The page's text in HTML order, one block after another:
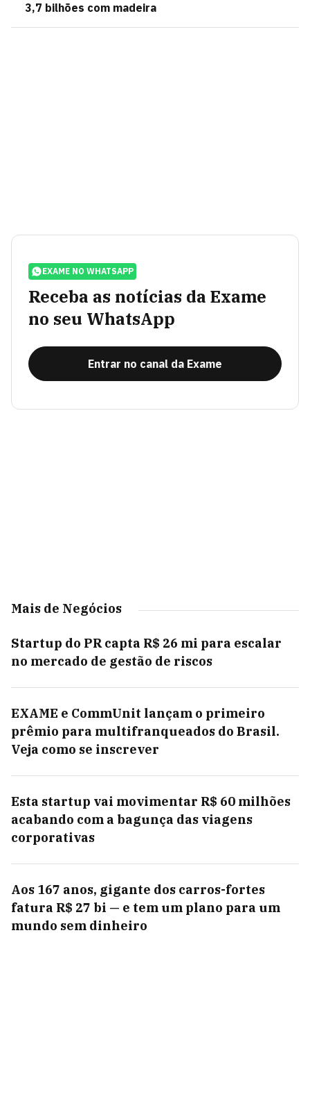
3,7 bilhões com madeira
EXAME NO WHATSAPP
Receba as notícias da Exame
no seu WhatsApp
Entrar no canal da Exame
Mais de Negócios
Startup do PR capta R$ 26 mi para escalar
no mercado de gestão de riscos
EXAME e CommUnit lançam o primeiro
prêmio para multifranqueados do Brasil.
Veja como se inscrever
Esta startup vai movimentar R$ 60 milhões
acabando com a bagunça das viagens
corporativas
Aos 167 anos, gigante dos carros-fortes
fatura R$ 27 bi — e tem um plano para um
mundo sem dinheiro